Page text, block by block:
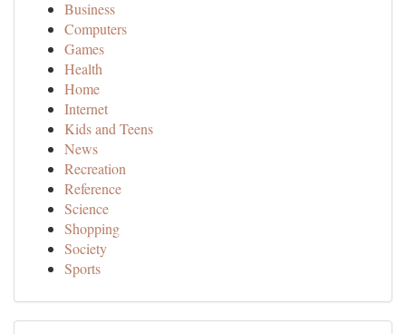
Business
Computers
Games
Health
Home
Internet
Kids and Teens
News
Recreation
Reference
Science
Shopping
Society
Sports